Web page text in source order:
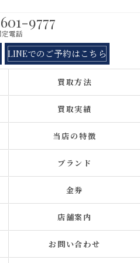
9777
定電話
LINEでのご予約はこちら
買取方法
買取実績
当店の特徴
ブランド
金券
店舗案内
お問い合わせ